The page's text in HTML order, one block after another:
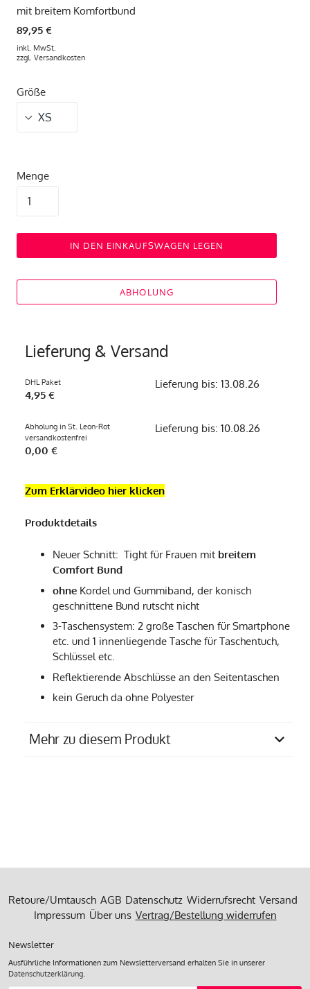
mit breitem Komfortbund
89,95 €
inkl. MwSt.
zzgl. Versandkosten
Größe
Menge
IN DEN EINKAUFSWAGEN LEGEN
ABHOLUNG
Lieferung & Versand
DHL Paket
4,95 €
Lieferung bis: 13.08.26
Abholung in St. Leon-Rot
versandkostenfrei
0,00 €
Lieferung bis: 10.08.26
Zum Erklärvideo hier klicken
Produktdetails
Neuer Schnitt: Tight für Frauen mit breitem
Comfort Bund
ohne Kordel und Gummiband, der konisch
geschnittene Bund rutscht nicht
3-Taschensystem: 2 große Taschen für Smartphone
etc. und 1 innenliegende Tasche für Taschentuch,
Schlüssel etc.
Reflektierende Abschlüsse an den Seitentaschen
kein Geruch da ohne Polyester
Mehr zu diesem Produkt
Retoure/Umtausch AGB Datenschutz Widerrufsrecht Versand
Impressum Über uns Vertrag/Bestellung widerrufen
Newsletter
Ausführliche Informationen zum Newsletterversand erhalten Sie in unserer
Datenschutzerklärung.